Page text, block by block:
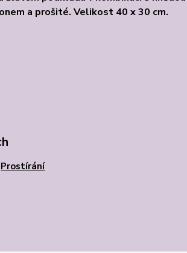
a prošité. Velikost 40 x 30 cm.
Prostírání